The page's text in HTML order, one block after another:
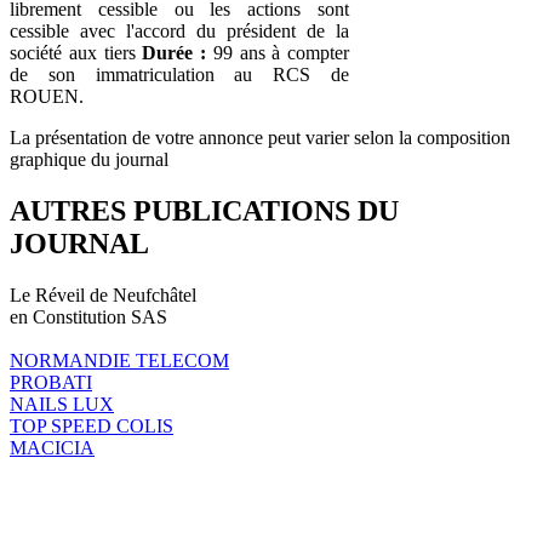
librement cessible ou les actions sont
cessible avec l'accord du président de la
société aux tiersDurée : 99 ans à compter
de son immatriculation au RCS de
ROUEN.
La présentation de votre annonce peut varier selon la composition
graphique du journal
AUTRES PUBLICATIONS DU
JOURNAL
Le Réveil de Neufchâtel
en Constitution SAS
NORMANDIE TELECOM
PROBATI
NAILS LUX
TOP SPEED COLIS
MACICIA